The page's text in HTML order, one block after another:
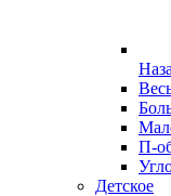
П-
Детское